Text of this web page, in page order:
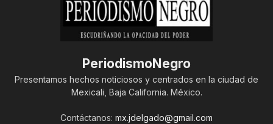
PeriodismoNegro
Presentamos hechos noticiosos y centrados en la ciudad de
Mexicali, Baja California. México.
Contáctanos: mx.jdelgado@gmail.com